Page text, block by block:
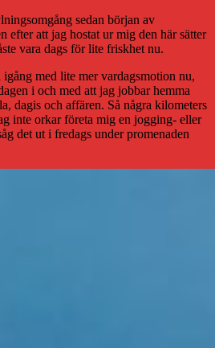
sedan början av
efter att jag hostat ur mig den här sätter
vara dags för lite friskhet nu.
med lite mer vardagsmotion nu,
i och med att jag jobbar hemma
dagis och affären. Så några kilometers
inte orkar företa mig en jogging- eller
det ut i fredags under promenaden